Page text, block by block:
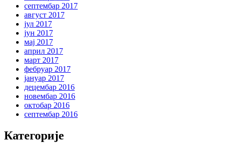
септембар 2017
август 2017
јул 2017
јун 2017
мај 2017
април 2017
март 2017
фебруар 2017
јануар 2017
децембар 2016
новембар 2016
октобар 2016
септембар 2016
Категорије